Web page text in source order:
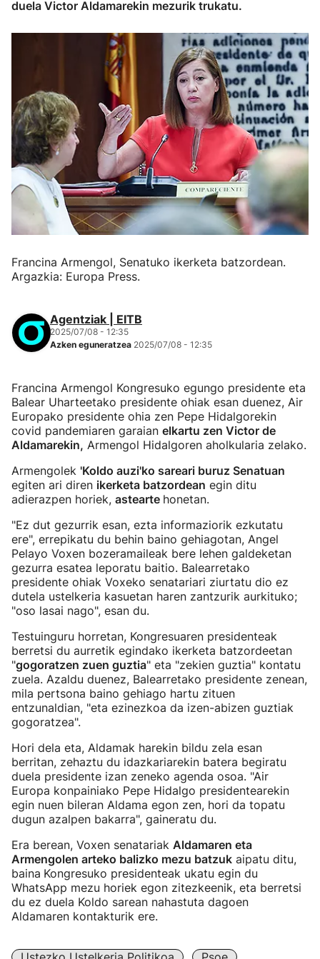
duela Victor Aldamarekin mezurik trukatu.
Francina Armengol, Senatuko ikerketa batzordean.
Argazkia: Europa Press.
Agentziak | EITB
2025/07/08 - 12:35
Azken eguneratzea 2025/07/08 - 12:35
Francina Armengol Kongresuko egungo presidente eta
Balear Uharteetako presidente ohiak esan duenez, Air
Europako presidente ohia zen Pepe Hidalgorekin
covid pandemiaren garaian elkartu zen Victor de
Aldamarekin, Armengol Hidalgoren aholkularia zelako.
Armengolek 'Koldo auzi'ko sareari buruz Senatuan
egiten ari diren ikerketa batzordean egin ditu
adierazpen horiek, astearte honetan.
"Ez dut gezurrik esan, ezta informaziorik ezkutatu
ere", errepikatu du behin baino gehiagotan, Angel
Pelayo Voxen bozeramaileak bere lehen galdeketan
gezurra esatea leporatu baitio. Balearretako
presidente ohiak Voxeko senatariari ziurtatu dio ez
dutela ustelkeria kasuetan haren zantzurik aurkituko;
"oso lasai nago", esan du.
Testuinguru horretan, Kongresuaren presidenteak
berretsi du aurretik egindako ikerketa batzordeetan
"gogoratzen zuen guztia" eta "zekien guztia" kontatu
zuela. Azaldu duenez, Balearretako presidente zenean,
mila pertsona baino gehiago hartu zituen
entzunaldian, "eta ezinezkoa da izen-abizen guztiak
gogoratzea".
Hori dela eta, Aldamak harekin bildu zela esan
berritan, zehaztu du idazkariarekin batera begiratu
duela presidente izan zeneko agenda osoa. "Air
Europa konpainiako Pepe Hidalgo presidentearekin
egin nuen bileran Aldama egon zen, hori da topatu
dugun azalpen bakarra", gaineratu du.
Era berean, Voxen senatariak Aldamaren eta
Armengolen arteko balizko mezu batzuk aipatu ditu,
baina Kongresuko presidenteak ukatu egin du
WhatsApp mezu horiek egon zitezkeenik, eta berretsi
du ez duela Koldo sarean nahastuta dagoen
Aldamaren kontakturik ere.